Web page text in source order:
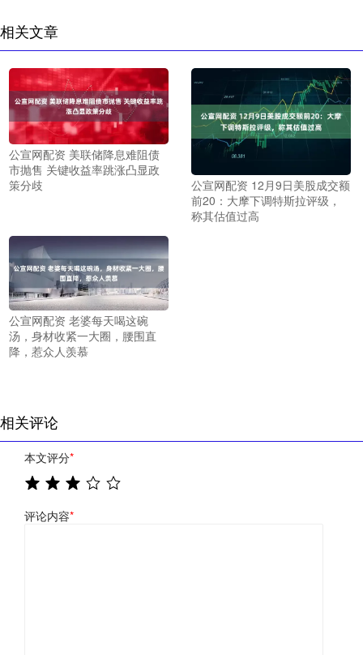
相关文章
公宣网配资 美联储降息难阻债
市抛售 关键收益率跳涨凸显政
策分歧
公宣网配资 12月9日美股成交额
前20：大摩下调特斯拉评级，
称其估值过高
公宣网配资 老婆每天喝这碗
汤，身材收紧一大圈，腰围直
降，惹众人羡慕
相关评论
本文评分*
评论内容*